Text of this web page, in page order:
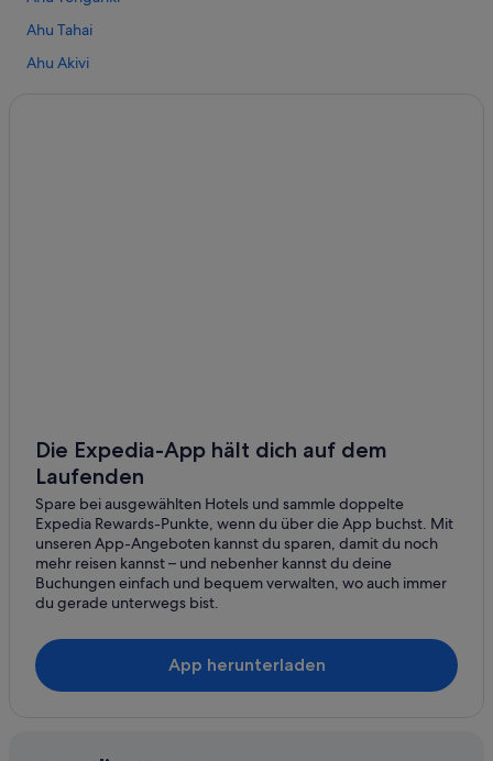
Ahu Tahai
Ahu Akivi
Anthropologisches Museum Hanga Roa
Die Expedia-App hält dich auf dem
Laufenden
Spare bei ausgewählten Hotels und sammle doppelte
Expedia Rewards-Punkte, wenn du über die App buchst. Mit
unseren App-Angeboten kannst du sparen, damit du noch
mehr reisen kannst – und nebenher kannst du deine
Buchungen einfach und bequem verwalten, wo auch immer
du gerade unterwegs bist.
App herunterladen